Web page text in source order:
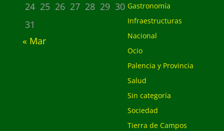
24 25 26 27 28 29 30
31
« Mar
Gastronomía
Infraestructuras
Nacional
Ocio
Palencia y Provincia
Salud
Sin categoría
Sociedad
Tierra de Campos